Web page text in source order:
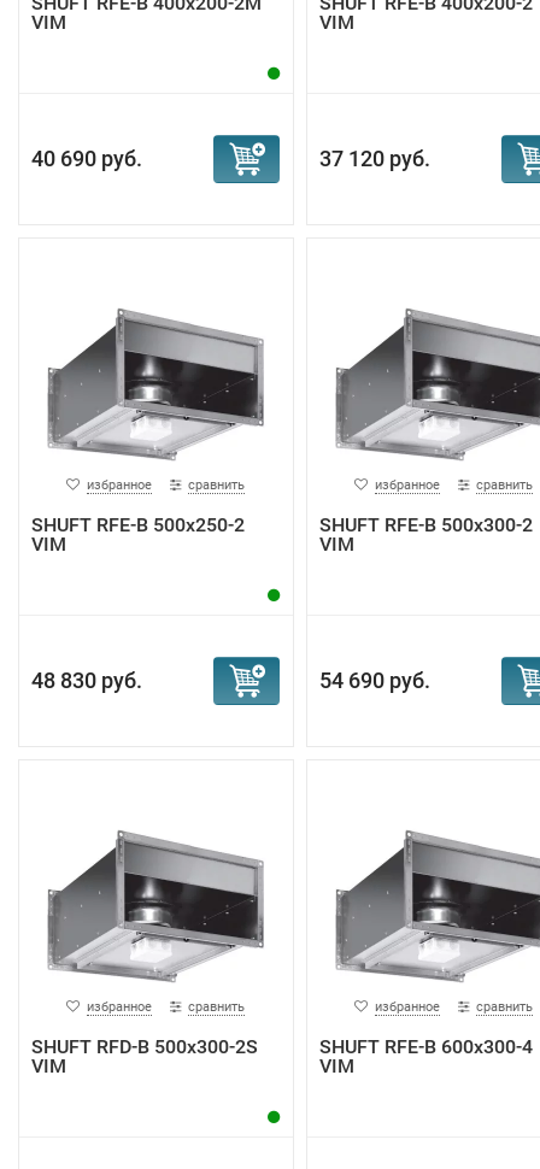
VIM
40 690 руб.
VIM
37 120 руб.
избранное сравнить
SHUFT RFE-B 500х250-2
VIM
48 830 руб.
избранное сравнить
SHUFT RFE-B 500х300-2
VIM
54 690 руб.
избранное сравнить
SHUFT RFD-B 500х300-2S
VIM
избранное сравнить
SHUFT RFE-B 600x300-4
VIM